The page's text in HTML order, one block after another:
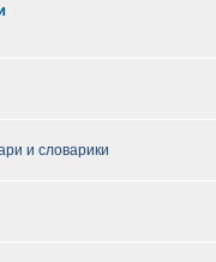
и словарики